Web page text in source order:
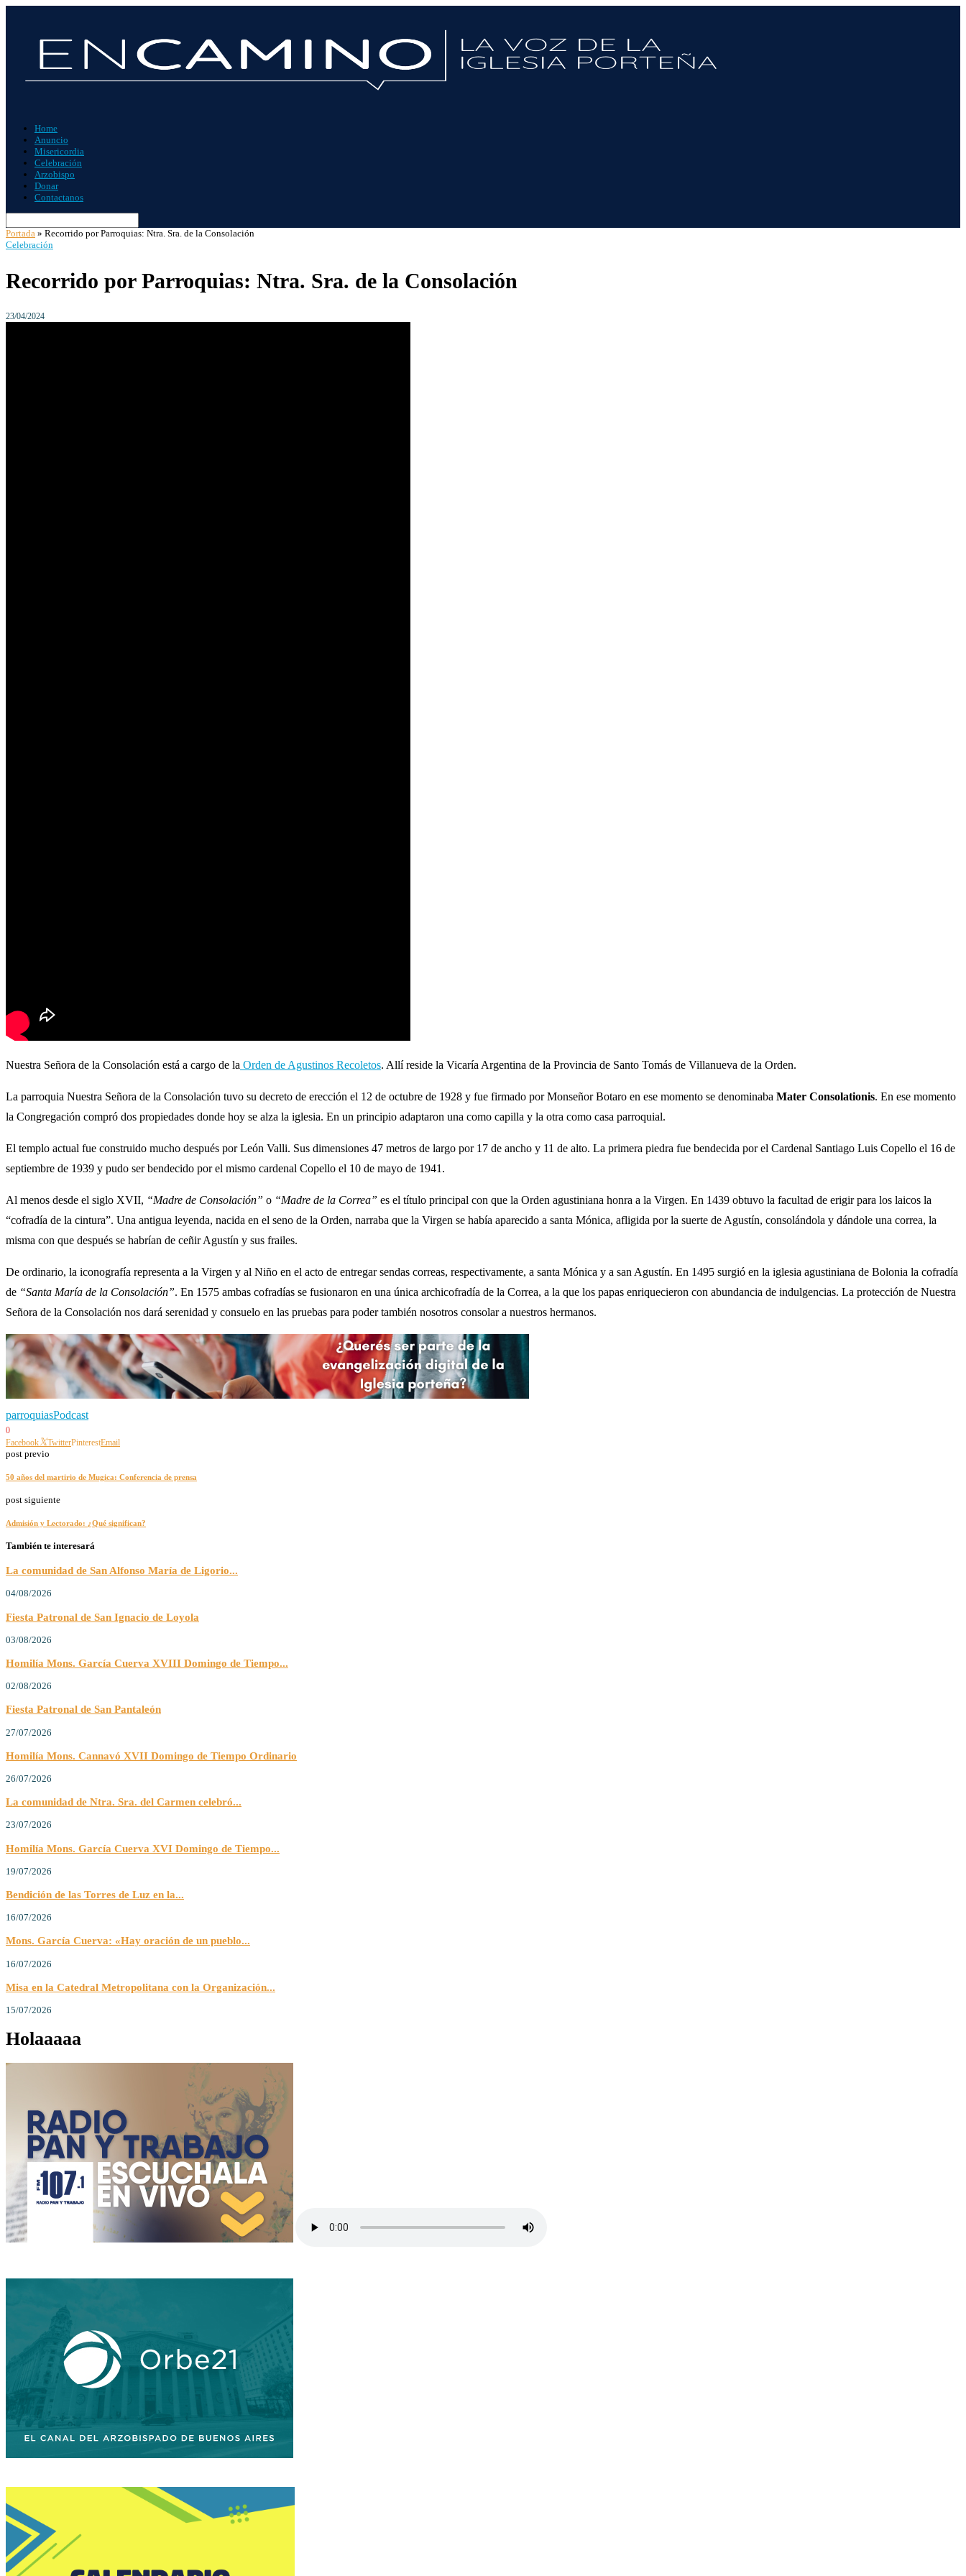
Home
Anuncio
Misericordia
Celebración
Arzobispo
Donar
Contactanos
Portada » Recorrido por Parroquias: Ntra. Sra. de la Consolación
Celebración
Recorrido por Parroquias: Ntra. Sra. de la Consolación
23/04/2024
Nuestra Señora de la Consolación está a cargo de la Orden de Agustinos Recoletos. Allí reside la Vicaría Argentina de la Provincia de Santo Tomás de Villanueva de la Orden.
La parroquia Nuestra Señora de la Consolación tuvo su decreto de erección el 12 de octubre de 1928 y fue firmado por Monseñor Botaro en ese momento se denominaba Mater Consolationis. En ese momento
la Congregación compró dos propiedades donde hoy se alza la iglesia. En un principio adaptaron una como capilla y la otra como casa parroquial.
El templo actual fue construido mucho después por León Valli. Sus dimensiones 47 metros de largo por 17 de ancho y 11 de alto. La primera piedra fue bendecida por el Cardenal Santiago Luis Copello el 16 de
septiembre de 1939 y pudo ser bendecido por el mismo cardenal Copello el 10 de mayo de 1941.
Al menos desde el siglo XVII, “Madre de Consolación” o “Madre de la Correa” es el título principal con que la Orden agustiniana honra a la Virgen. En 1439 obtuvo la facultad de erigir para los laicos la
“cofradía de la cintura”. Una antigua leyenda, nacida en el seno de la Orden, narraba que la Virgen se había aparecido a santa Mónica, afligida por la suerte de Agustín, consolándola y dándole una correa, la
misma con que después se habrían de ceñir Agustín y sus frailes.
De ordinario, la iconografía representa a la Virgen y al Niño en el acto de entregar sendas correas, respectivamente, a santa Mónica y a san Agustín. En 1495 surgió en la iglesia agustiniana de Bolonia la cofradía
de “Santa María de la Consolación”. En 1575 ambas cofradías se fusionaron en una única archicofradía de la Correa, a la que los papas enriquecieron con abundancia de indulgencias. La protección de Nuestra
Señora de la Consolación nos dará serenidad y consuelo en las pruebas para poder también nosotros consolar a nuestros hermanos.
parroquiasPodcast
0
Facebook
TwitterPinterestEmail
post previo
50 años del martirio de Mugica: Conferencia de prensa
post siguiente
Admisión y Lectorado: ¿Qué significan?
También te interesará
La comunidad de San Alfonso María de Ligorio...
04/08/2026
Fiesta Patronal de San Ignacio de Loyola
03/08/2026
Homilía Mons. García Cuerva XVIII Domingo de Tiempo...
02/08/2026
Fiesta Patronal de San Pantaleón
27/07/2026
Homilía Mons. Cannavó XVII Domingo de Tiempo Ordinario
26/07/2026
La comunidad de Ntra. Sra. del Carmen celebró...
23/07/2026
Homilía Mons. García Cuerva XVI Domingo de Tiempo...
19/07/2026
Bendición de las Torres de Luz en la...
16/07/2026
Mons. García Cuerva: «Hay oración de un pueblo...
16/07/2026
Misa en la Catedral Metropolitana con la Organización...
15/07/2026
Holaaaaa